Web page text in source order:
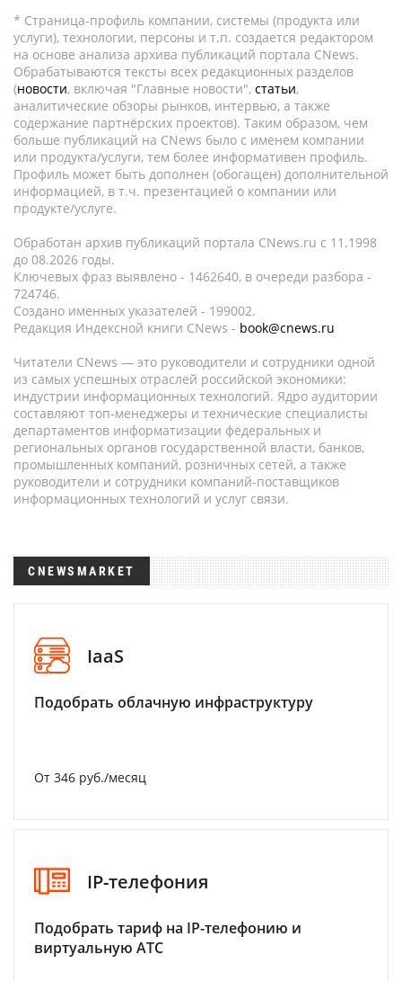
* Страница-профиль компании, системы (продукта или
услуги), технологии, персоны и т.п. создается редактором
на основе анализа архива публикаций портала CNews.
Обрабатываются тексты всех редакционных разделов
(новости, включая "Главные новости", статьи,
аналитические обзоры рынков, интервью, а также
содержание партнёрских проектов). Таким образом, чем
больше публикаций на CNews было с именем компании
или продукта/услуги, тем более информативен профиль.
Профиль может быть дополнен (обогащен) дополнительной
информацией, в т.ч. презентацией о компании или
продукте/услуге.
Обработан архив публикаций портала CNews.ru c 11.1998
до 08.2026 годы.
Ключевых фраз выявлено - 1462640, в очереди разбора -
724746.
Создано именных указателей - 199002.
Редакция Индексной книги CNews - book@cnews.ru
Читатели CNews — это руководители и сотрудники одной
из самых успешных отраслей российской экономики:
индустрии информационных технологий. Ядро аудитории
составляют топ-менеджеры и технические специалисты
департаментов информатизации федеральных и
региональных органов государственной власти, банков,
промышленных компаний, розничных сетей, а также
руководители и сотрудники компаний-поставщиков
информационных технологий и услуг связи.
CNEWSMARKET
IaaS
Подобрать облачную инфраструктуру
От 346 руб./месяц
IP-телефония
Подобрать тариф на IP-телефонию и
виртуальную АТС